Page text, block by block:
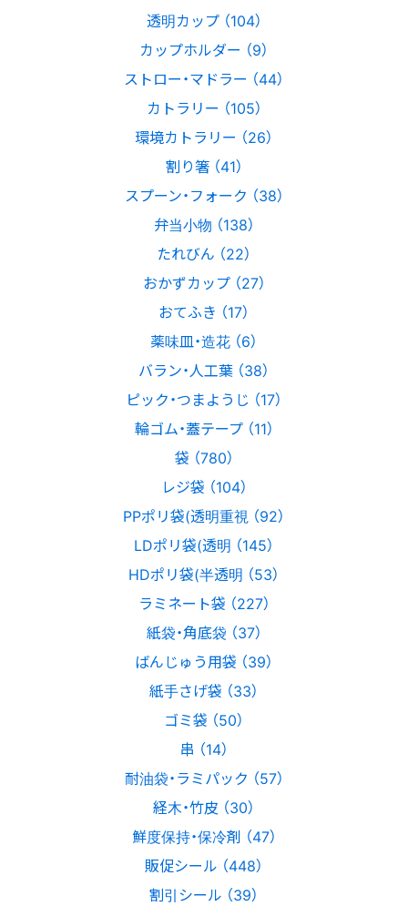
透明カップ （104）
カップホルダー （9）
ストロー・マドラー （44）
カトラリー （105）
環境カトラリー （26）
割り箸 （41）
スプーン・フォーク （38）
弁当小物 （138）
たれびん （22）
おかずカップ （27）
おてふき （17）
薬味皿・造花 （6）
バラン・人工葉 （38）
ピック・つまようじ （17）
輪ゴム・蓋テープ （11）
袋 （780）
レジ袋 （104）
PPポリ袋(透明重視 （92）
LDポリ袋(透明 （145）
HDポリ袋(半透明 （53）
ラミネート袋 （227）
紙袋・角底袋 （37）
ばんじゅう用袋 （39）
紙手さげ袋 （33）
ゴミ袋 （50）
串 （14）
耐油袋・ラミパック （57）
経木・竹皮 （30）
鮮度保持・保冷剤 （47）
販促シール （448）
割引シール （39）